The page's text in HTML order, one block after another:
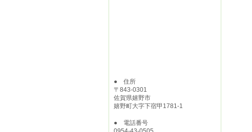
● 住所
〒843-0301
佐賀県嬉野市
嬉野町大字下宿甲1781-1
● 電話番号